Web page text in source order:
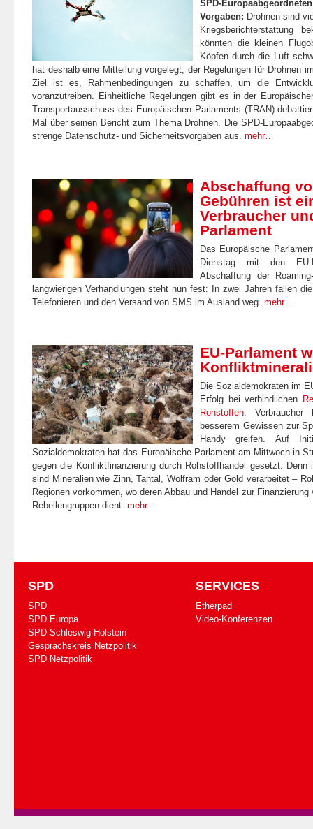
SPD-
Vorgaben: Drohnen sind
Kriegsberichterstattung
könnten die kleinen
Köpfen durch die Luft
hat deshalb eine Mitteilung vorgelegt, der Regelungen für Drohnen
Ziel ist es, Rahmenbedingungen zu schaffen, um die
voranzutreiben. Einheitliche Regelungen gibt es in der
Transportausschuss des Europäischen Parlaments (TRAN)
Mal über seinen Bericht zum Thema Drohnen. Die SPD-
strenge Datenschutz- und Sicherheitsvorgaben aus. mehr…
Abschaffung
Gebühren ist
Verbraucher
Parlament
Das Europäische
Dienstag mit den EU-
Abschaffung der
langwierigen Verhandlungen steht nun fest: In zwei Jahren fallen
Telefonieren und den Versand von SMS im Ausland weg. mehr…
EU-Parlament
Die Sozialdemokraten im
Erfolg bei verbindlichen
Rohstoffen:
besserem Gewissen zur
Handy greifen. Auf
Sozialdemokraten hat das Europäische Parlament am Mittwoch in
gegen die Konfliktfinanzierung durch Rohstoffhandel gesetzt. Denn
sind Mineralien wie Zinn, Tantal, Wolfram oder Gold verarbeitet –
Regionen vorkommen, wo deren Abbau und Handel zur
Rebellengruppen dient. mehr…
SPD
SPD
SPD Europa
SPD Schleswig-Holstein
Gesprächskreis Netzpolitik
SPD Netzpolitik
SERVICES
Etherpad
Video-Konferenzen